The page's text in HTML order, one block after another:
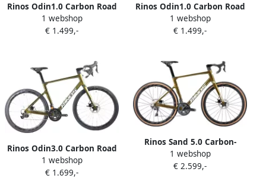
Rinos Odin1.0 Carbon Road
RaceFiets met Shi o SORA 18
versnellingen en schijfrem
1 webshop
€ 1.499,-
Rinos Odin1.0 Carbon Road
RaceFiets met Shi o SORA 18
versnellingen en schijfrem
1 webshop
€ 1.499,-
Rinos Odin3.0 Carbon Road
RaceFiets met SHI O 105 ST-
R7000 22 versnellingen en
1 webshop
€ 1.699,-
Rinos Sand 5.0 Carbon-
GravelFiets Gravel bike met
SHI O Ultegra R8000 22
1 webshop
€ 2.599,-